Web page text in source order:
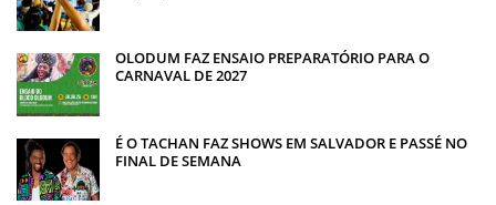
OLODUM FAZ ENSAIO PREPARATÓRIO PARA O
CARNAVAL DE 2027
É O TACHAN FAZ SHOWS EM SALVADOR E PASSÉ NO
FINAL DE SEMANA